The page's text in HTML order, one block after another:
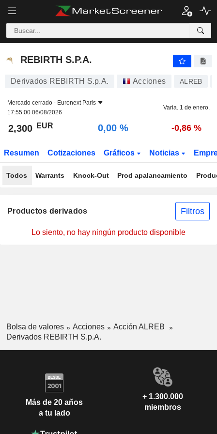
REBIRTH S.P.A.
REBIRTH S.P.A.
Derivados REBIRTH S.p.A. Acciones ALREB
Mercado cerrado - Euronext Paris
17:55:00 06/08/2026
Varia. 1 de enero.
2,300 EUR 0,00 % -0,86 %
Resumen Cotizaciones Gráficos Noticias
Todos Warrants Knock-Out Prod apalancamiento
Productos derivados Filtros
Lo siento, no hay ningún producto disponible
Bolsa de valores Acciones
Acción ALREB
Derivados REBIRTH S.p.A.
Más de 20 años
a tu lado
+ 1.300.000
miembros